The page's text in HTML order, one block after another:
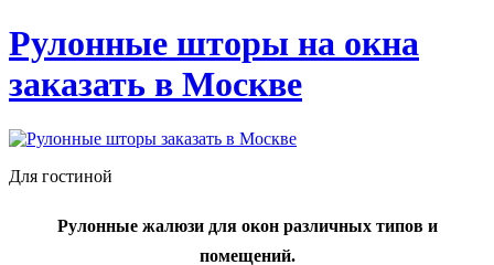
Рулонные шторы на окна
заказать в Москве
Для гостиной
Рулонные жалюзи для окон различных типов и
помещений.